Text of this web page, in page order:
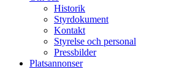
Historik
Styrdokument
Kontakt
Styrelse och personal
Pressbilder
Platsannonser